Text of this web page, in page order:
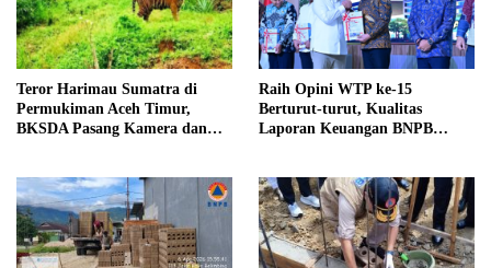
Teror Harimau Sumatra di
Permukiman Aceh Timur,
BKSDA Pasang Kamera dan
Raih Opini WTP ke-15
Berturut-turut, Kualitas
Laporan Keuangan BNPB